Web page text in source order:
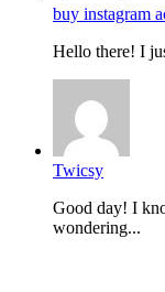
buy instagram
Hello there! I
Twicsy
Good day! I
wondering...